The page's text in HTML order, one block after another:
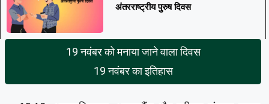
अंतरराष्ट्रीय पुरुष दिवस
19 नवंबर को मनाया जाने वाला दिवस
19 नवंबर का इतिहास